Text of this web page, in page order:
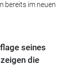
bereits im neuen
seines
die